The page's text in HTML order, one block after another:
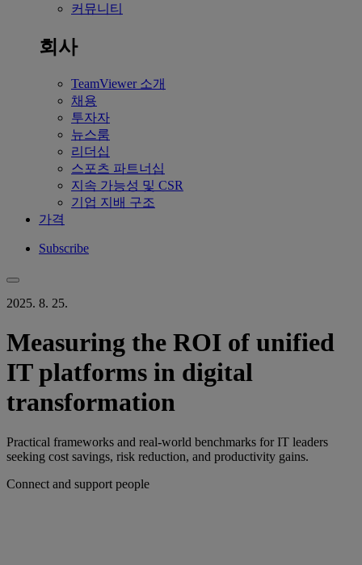
커뮤니티
회사
TeamViewer 소개
채용
투자자
뉴스룸
리더십
스포츠 파트너십
지속 가능성 및 CSR
기업 지배 구조
가격
Subscribe
2025. 8. 25.
Measuring the ROI of unified
IT platforms in digital
transformation
Practical frameworks and real-world benchmarks for IT leaders
seeking cost savings, risk reduction, and productivity gains.
Connect and support people